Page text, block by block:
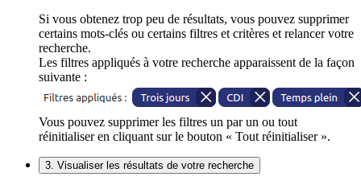
Si vous obtenez trop peu de résultats, vous pouvez supprimer
certains mots-clés ou certains filtres et critères et relancer votre
recherche.
Les filtres appliqués à votre recherche apparaissent de la façon
suivante :
Vous pouvez supprimer les filtres un par un ou tout
réinitialiser en cliquant sur le bouton « Tout réinitialiser ».
3. Visualiser les résultats de votre recherche